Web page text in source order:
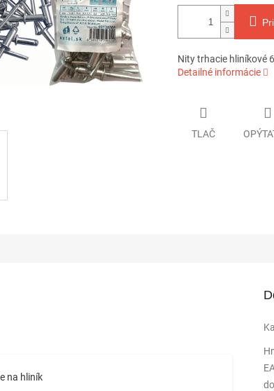
Nity trhacie hliníkové
Detailné informácie
TLAČ
na hliník